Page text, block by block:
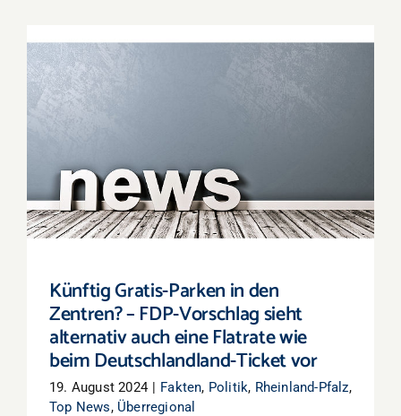
Künftig Gratis-Parken in den Zentren? –
Flatrate wie beim Deutschlandland-Ticket
vor
Künftig Gratis-Parken in den
Zentren? – FDP-Vorschlag sieht
alternativ auch eine Flatrate wie
beim Deutschlandland-Ticket vor
19. August 2024 | Fakten, Politik, Rheinland-Pfalz,
Top News, Überregional